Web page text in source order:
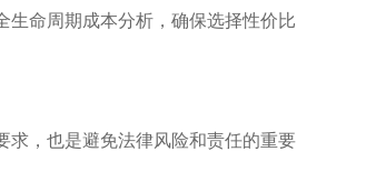
生命周期成本分析，确保选择性价比
，也是避免法律风险和责任的重要